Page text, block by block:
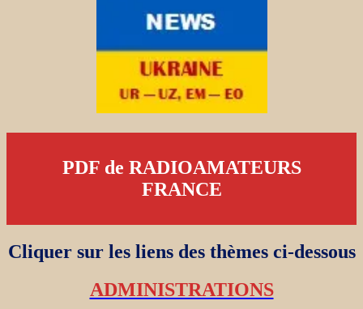
PDF de RADIOAMATEURS
FRANCE
Cliquer sur les liens des thèmes ci-dessous
ADMINISTRATIONS